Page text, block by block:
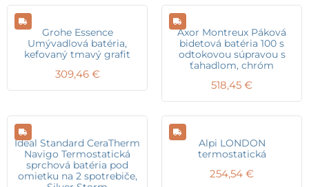
Grohe Essence
Umývadlová batéria,
kefovaný tmavý grafit
309,46 €
Axor Montreux Páková
bidetová batéria 100 s
odtokovou súpravou s
ťahadlom, chróm
518,45 €
Ideal Standard CeraTherm
Navigo Termostatická
sprchová batéria pod
omietku na 2 spotrebiče,
Alpi LONDON
termostatická
254,54 €